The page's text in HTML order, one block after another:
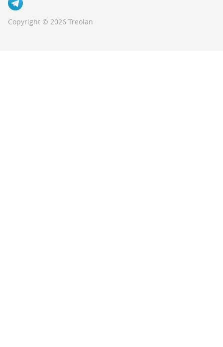
Copyright © 2026 Treolan